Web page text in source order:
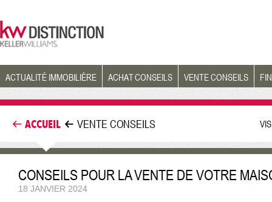
ACTUALITÉ IMMOBILIÈRE ACHAT CONSEILS VENTE CONSEILS
ACCUEIL VENTE CONSEILS
CONSEILS POUR LA VENTE DE VOTRE
18 JANVIER 2024